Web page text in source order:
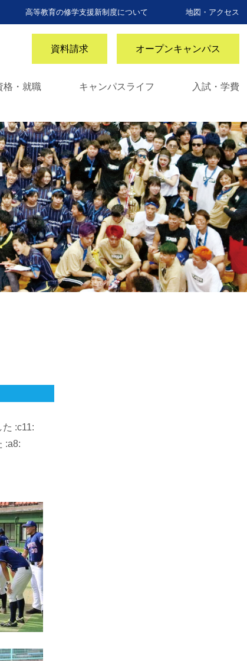
高等教育の修学支援新制度について 地図・アクセス
資料請求 オープンキャンパス
格・就職 キャンパスライフ 入試・学費
:c11:
:a8: